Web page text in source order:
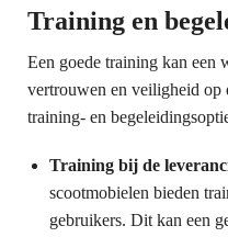
Training en
Een goede training kan een
vertrouwen en veiligheid op
training- en
Training bij de
scootmobielen bieden
gebruikers. Dit kan een